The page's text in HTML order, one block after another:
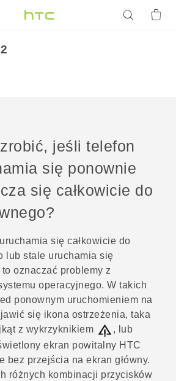
HTC
jeśli telefon
się ponownie
się całkowicie do
się całkowicie do
lub stale uruchamia się
oznaczać problemy z
operacyjnego. W takich
ponownym uruchomieniem na
się ikona ostrzeżenia, taka
z wykrzyknikiem
, lub
ekran powitalny HTC
bez przejścia na ekran główny.
różnych kombinacji przycisków